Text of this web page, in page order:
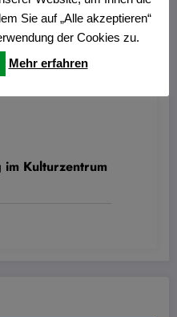
im Kulturzentrum
Sie auf „Alle akzeptieren“
der Cookies zu.
Mehr erfahren